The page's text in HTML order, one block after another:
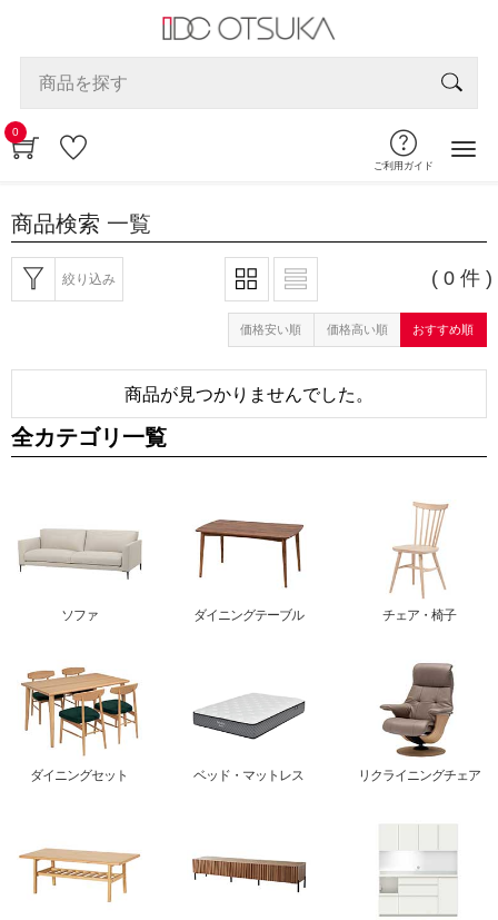
0
ご利用ガイド
商品検索 一覧
絞り込み ( 0 件 )
価格安い順 価格高い順 おすすめ順
商品が見つかりませんでした。
全カテゴリ一覧
ソファ ダイニングテーブル チェア・椅子
ダイニングセット ベッド・マットレス リクライニングチェア